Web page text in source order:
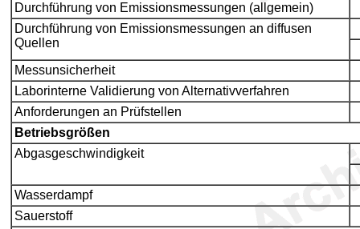
Durchführung von Emissionsmessungen (allgemein)
Durchführung von Emissionsmessungen an diffusen
Quellen
Messunsicherheit
Laborinterne Validierung von Alternativverfahren
Anforderungen an Prüfstellen
Betriebsgrößen
Abgasgeschwindigkeit
Wasserdampf
Sauerstoff